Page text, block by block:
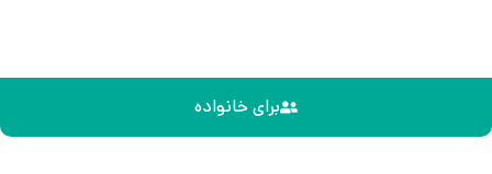
برای خانواده